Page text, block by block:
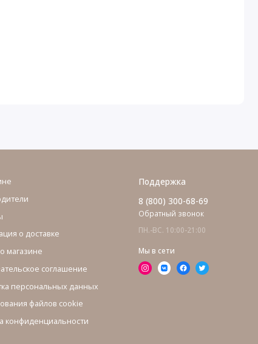
о доставке
магазине
соглашение
персональных данных
файлов cookie
конфиденциальности
Поддержка
8 (800) 300-68-69
Обратный звонок
ПН.-ВС. 10:00-21:00
Мы в сети